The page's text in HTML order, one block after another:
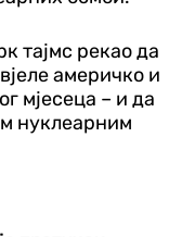
тајмс рекао да
америчко и
мјесеца – и да
нуклеарним